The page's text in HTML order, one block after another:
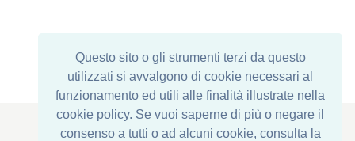
Questo sito o gli strumenti terzi da questo
utilizzati si avvalgono di cookie necessari al
funzionamento ed utili alle finalità illustrate nella
cookie policy. Se vuoi saperne di più o negare il
consenso a tutti o ad alcuni cookie, consulta la